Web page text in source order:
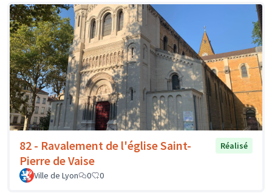
82 - Ravalement de l'église Saint-
Pierre de Vaise
Réalisé
Ville de Lyon 0 0